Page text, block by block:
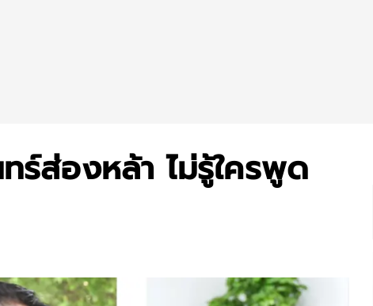
ร์ส่องหล้า ไม่รู้ใครพูด